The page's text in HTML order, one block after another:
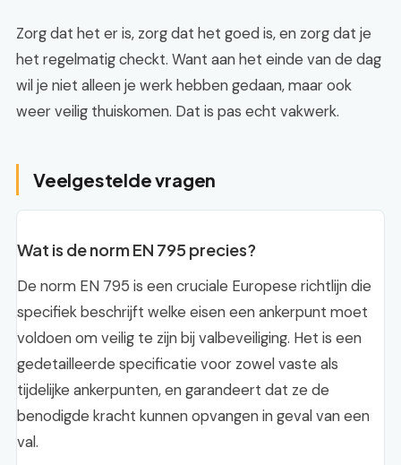
Zorg dat het er is, zorg dat het goed is, en zorg dat je
het regelmatig checkt. Want aan het einde van de dag
wil je niet alleen je werk hebben gedaan, maar ook
weer veilig thuiskomen. Dat is pas echt vakwerk.
Veelgestelde vragen
Wat is de norm EN 795 precies?
De norm EN 795 is een cruciale Europese richtlijn die
specifiek beschrijft welke eisen een ankerpunt moet
voldoen om veilig te zijn bij valbeveiliging. Het is een
gedetailleerde specificatie voor zowel vaste als
tijdelijke ankerpunten, en garandeert dat ze de
benodigde kracht kunnen opvangen in geval van een
val.